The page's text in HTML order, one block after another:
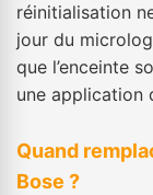
réinitialisation
jour du
que l’enceinte
une application
Quand
Bose ?